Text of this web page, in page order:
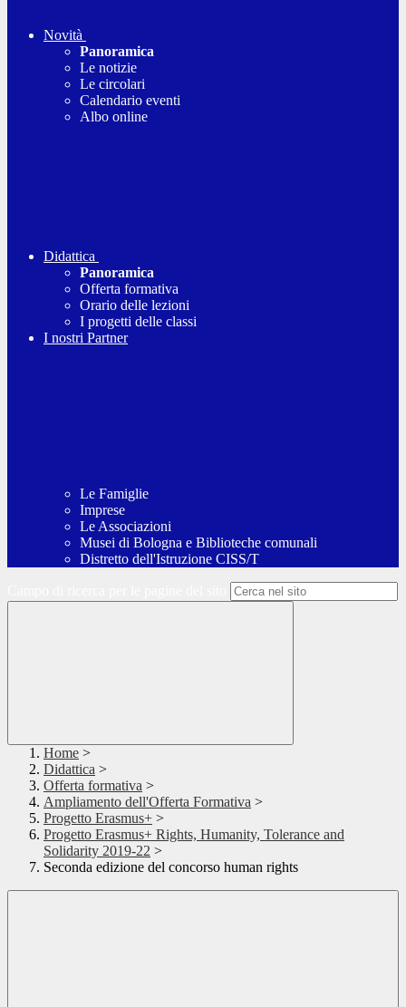
Novità
Panoramica
Le notizie
Le circolari
Calendario eventi
Albo online
Didattica
Panoramica
Offerta formativa
Orario delle lezioni
I progetti delle classi
I nostri Partner
Le Famiglie
Imprese
Le Associazioni
Musei di Bologna e Biblioteche comunali
Distretto dell'Istruzione CISS/T
Home >
Didattica >
Offerta formativa >
Ampliamento dell'Offerta Formativa >
Progetto Erasmus+ >
Progetto Erasmus+ Rights, Humanity, Tolerance and
Solidarity 2019-22 >
Seconda edizione del concorso human rights